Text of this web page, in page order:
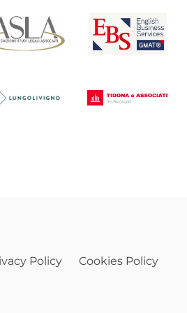
Policy Cookies Policy